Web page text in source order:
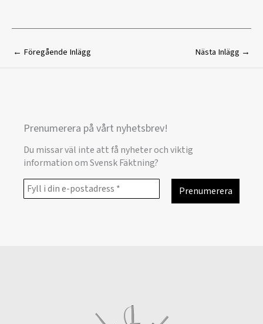
← Föregående Inlägg Nästa Inlägg →
Prenumerera på vårt nyhetsbrev!
Du missar väl inte att få nyheter och viktig
information om Svensk Fäktning?